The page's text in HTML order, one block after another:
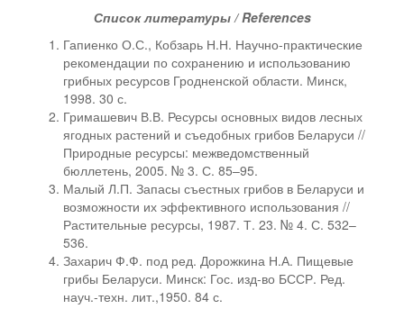
Список литературы / References
Гапиенко О.С., Кобзарь Н.Н. Научно-практические
рекомендации по сохранению и использованию
грибных ресурсов Гродненской области. Минск,
1998. 30 с.
Гримашевич В.В. Ресурсы основных видов лесных
ягодных растений и съедобных грибов Беларуси //
Природные ресурсы: межведомственный
бюллетень, 2005. № 3. С. 85–95.
Малый Л.П. Запасы съестных грибов в Беларуси и
возможности их эффективного использования //
Растительные ресурсы, 1987. Т. 23. № 4. С. 532–
536.
Захарич Ф.Ф. под ред. Дорожкина Н.А. Пищевые
грибы Беларуси. Минск: Гос. изд-во БССР. Ред.
науч.-техн. лит.,1950. 84 с.